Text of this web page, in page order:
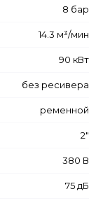
8 бар
14.3 м³/мин
90 кВт
без ресивера
ременной
2"
380 В
75 дБ